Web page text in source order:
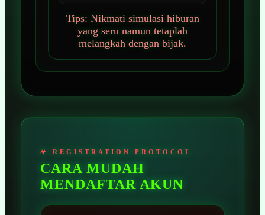
Tips: Nikmati simulasi hiburan
yang seru namun tetaplah
melangkah dengan bijak.
CARA MUDAH
MENDAFTAR AKUN